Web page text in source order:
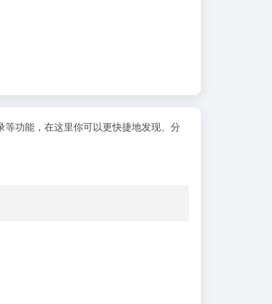
功能，在这里你可以更快捷地发现、分